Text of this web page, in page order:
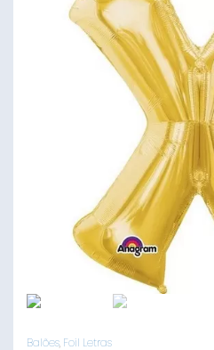
Balões, Foil Letras